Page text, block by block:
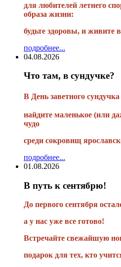
для любителей летнего
образа жизни:
будьте здоровы, и живите
подробнее...
04.08.2026
Что там, в сундучке?
В День заветного сундучка
найдите маленькое (или
чудо
среди сокровищ
подробнее...
01.08.2026
В путь к сентябрю!
До первого сентября
а у нас уже все готово!
Встречайте свежайшую
подарок для тех, кто